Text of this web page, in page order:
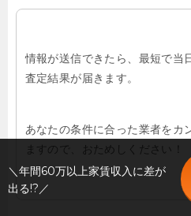
情報が送信できたら、最短で当
査定結果が届きます。
あなたの条件に合った業者をカ
ますので、おためしください！
＼年間60万以上家賃収入に差が
出る!?／